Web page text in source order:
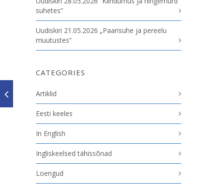
suhetes”
Uudiskiri 21.05.2026 „Paarisuhe ja pereelu
muutustes“
CATEGORIES
Artiklid
Eesti keeles
In English
Ingliskeelsed tähissõnad
Loengud